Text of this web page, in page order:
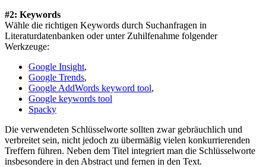
#2: Keywords
Wähle die richtigen Keywords durch Suchanfragen in
Literaturdatenbanken oder unter Zuhilfenahme folgender
Werkzeuge:
Google Insight,
Google Trends,
Google AddWords keyword tool,
Google keywords tool
Spacky
Die verwendeten Schlüsselworte sollten zwar gebräuchlich und
verbreitet sein, nicht jedoch zu übermäßig vielen konkurrierenden
Treffern führen. Neben dem Titel integriert man die Schlüsselworte
insbesondere in den Abstract und fernen in den Text.